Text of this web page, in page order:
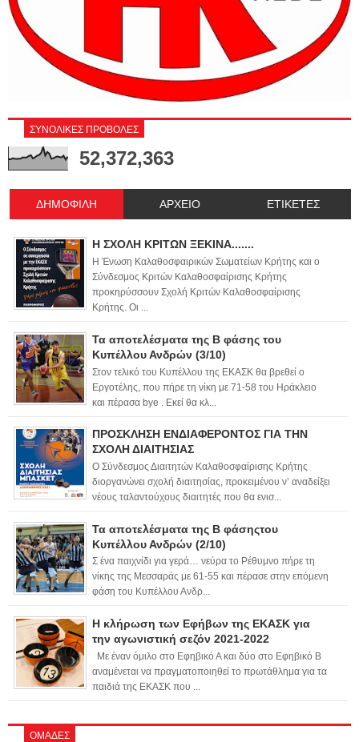
ΣΥΝΟΛΙΚΕΣ ΠΡΟΒΟΛΕΣ
52,372,363
ΔΗΜΟΦΙΛΗ ΑΡΧΕΙΟ ΕΤΙΚΕΤΕΣ
Η ΣΧΟΛΗ ΚΡΙΤΩΝ ΞΕΚΙΝΑ.......
Η Ένωση Καλαθοσφαιρικών Σωματείων Κρήτης και ο
Σύνδεσμος Κριτών Καλαθοσφαίρισης Κρήτης
προκηρύσσουν Σχολή Κριτών Καλαθοσφαίρισης
Κρήτης. Οι ...
Τα αποτελέσματα της Β φάσης του
Κυπέλλου Ανδρών (3/10)
Στον τελικό του Κυπέλλου της ΕΚΑΣΚ θα βρεθεί ο
Εργοτέλης, που πήρε τη νίκη με 71-58 του Ηράκλειο
και πέρασα bye . Εκεί θα κλ...
ΠΡΟΣΚΛΗΣΗ ΕΝΔΙΑΦΕΡΟΝΤΟΣ ΓΙΑ ΤΗΝ
ΣΧΟΛΗ ΔΙΑΙΤΗΣΙΑΣ
Ο Σύνδεσμος Διαιτητών Καλαθοσφαίρισης Κρήτης
διοργανώνει σχολή διαιτησίας, προκειμένου ν’ αναδείξει
νέους ταλαντούχους διαιτητές που θα ενισ...
Τα αποτελέσματα της Β φάσηςτου
Κυπέλλου Ανδρών (2/10)
Σ ένα παιχνίδι για γερά… νεύρα το Ρέθυμνο πήρε τη
νίκης της Μεσσαράς με 61-55 και πέρασε στην επόμενη
φάση του Κυπέλλου Ανδρ...
Η κλήρωση των Εφήβων της ΕΚΑΣΚ για
την αγωνιστική σεζόν 2021-2022
Με έναν όμιλο στο Εφηβικό Α και δύο στο Εφηβικό Β
αναμένεται να πραγματοποιηθεί το πρωτάθλημα για τα
παιδιά της ΕΚΑΣΚ που ...
ΟΜΑΔΕΣ